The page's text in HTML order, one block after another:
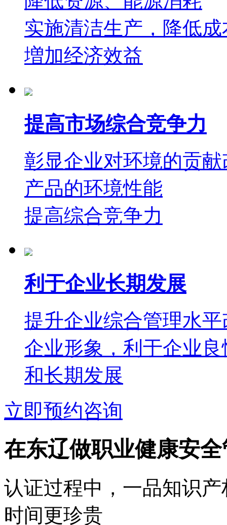
实施清洁生产，降低成
増加经济效益
提高市场综合竞争力
彰显企业对环境的贡献
产品的环境性能
提高综合竞争力
利于企业长期发展
提升企业综合管理水平
企业形象，利于企业良
和长期发展
立即预约咨询
在东辽做职业健康安
认证过程中，一品知识
时间更珍贵